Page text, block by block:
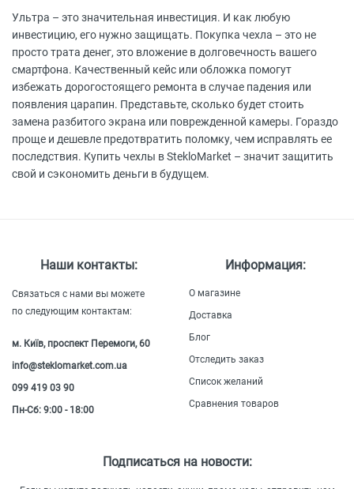
Ультра – это значительная инвестиция. И как любую
инвестицию, его нужно защищать. Покупка чехла – это не
просто трата денег, это вложение в долговечность вашего
смартфона. Качественный кейс или обложка помогут
избежать дорогостоящего ремонта в случае падения или
появления царапин. Представьте, сколько будет стоить
замена разбитого экрана или поврежденной камеры. Гораздо
проще и дешевле предотвратить поломку, чем исправлять ее
последствия. Купить чехлы в StekloMarket – значит защитить
свой и сэкономить деньги в будущем.
Наши контакты:
Связаться с нами вы можете
по следующим контактам:
м. Київ, проспект Перемоги, 60
info@steklomarket.com.ua
099 419 03 90
Пн-Сб: 9:00 - 18:00
Информация:
О магазине
Доставка
Блог
Отследить заказ
Список желаний
Сравнения товаров
Подписаться на новости: